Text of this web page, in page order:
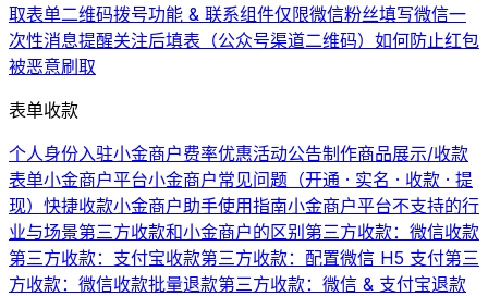
取表单二维码拨号功能 & 联系组件仅限微信粉丝填写微信一
次性消息提醒关注后填表（公众号渠道二维码） 如何防止红包
被恶意刷取
表单收款
个人身份入驻小金商户费率优惠活动公告制作商品展示/收款
表单小金商户平台小金商户常见问题（开通 · 实名 · 收款 · 提
现） 快捷收款小金商户助手使用指南小金商户平台不支持的行
业与场景第三方收款和小金商户的区别第三方收款：微信收款
第三方收款：支付宝收款第三方收款：配置微信 H5 支付第三
方收款：微信收款批量退款第三方收款：微信 & 支付宝退款